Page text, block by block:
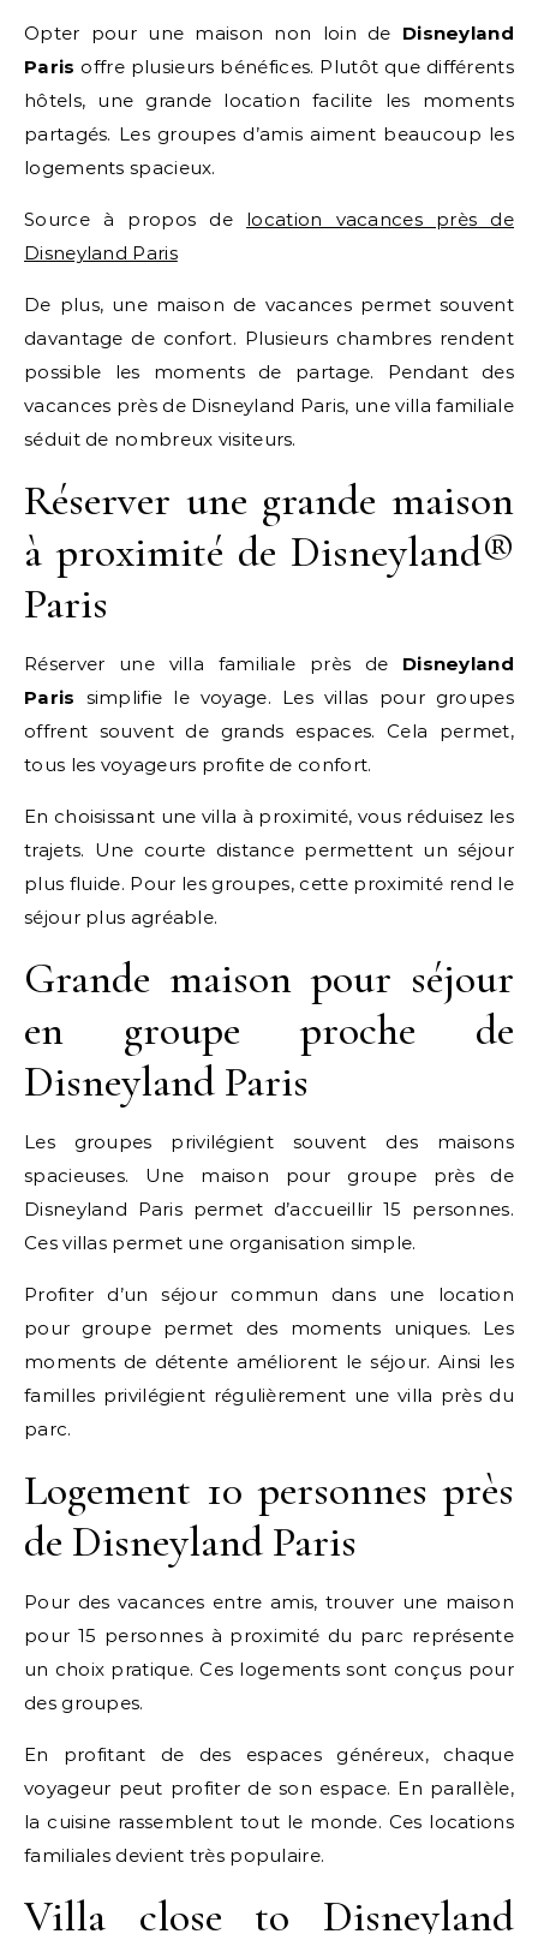
Opter pour une maison non loin de Disneyland
Paris offre plusieurs bénéfices. Plutôt que différents
hôtels, une grande location facilite les moments
partagés. Les groupes d’amis aiment beaucoup les
logements spacieux.
Source à propos de location vacances près de
Disneyland Paris
De plus, une maison de vacances permet souvent
davantage de confort. Plusieurs chambres rendent
possible les moments de partage. Pendant des
vacances près de Disneyland Paris, une villa familiale
séduit de nombreux visiteurs.
Réserver une grande maison
à proximité de Disneyland®
Paris
Réserver une villa familiale près de Disneyland
Paris simplifie le voyage. Les villas pour groupes
offrent souvent de grands espaces. Cela permet,
tous les voyageurs profite de confort.
En choisissant une villa à proximité, vous réduisez les
trajets. Une courte distance permettent un séjour
plus fluide. Pour les groupes, cette proximité rend le
séjour plus agréable.
Grande maison pour séjour
en groupe proche de
Disneyland Paris
Les groupes privilégient souvent des maisons
spacieuses. Une maison pour groupe près de
Disneyland Paris permet d’accueillir 15 personnes.
Ces villas permet une organisation simple.
Profiter d’un séjour commun dans une location
pour groupe permet des moments uniques. Les
moments de détente améliorent le séjour. Ainsi les
familles privilégient régulièrement une villa près du
parc.
Logement 10 personnes près
de Disneyland Paris
Pour des vacances entre amis, trouver une maison
pour 15 personnes à proximité du parc représente
un choix pratique. Ces logements sont conçus pour
des groupes.
En profitant de des espaces généreux, chaque
voyageur peut profiter de son espace. En parallèle,
la cuisine rassemblent tout le monde. Ces locations
familiales devient très populaire.
Villa close to Disneyland